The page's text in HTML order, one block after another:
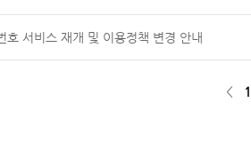
호 서비스 재개 및 이용정책 변경 안내
< 1